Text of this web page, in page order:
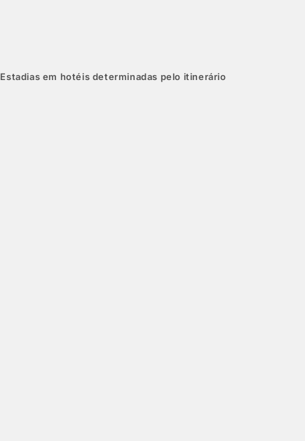
Estadias em hotéis determinadas pelo itinerário